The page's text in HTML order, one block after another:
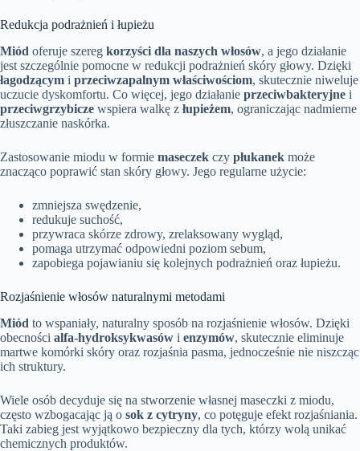
Redukcja podrażnień i łupieżu
Miód oferuje szereg korzyści dla naszych włosów, a jego działanie
jest szczególnie pomocne w redukcji podrażnień skóry głowy. Dzięki
łagodzącym i przeciwzapalnym właściwościom, skutecznie niweluje
uczucie dyskomfortu. Co więcej, jego działanie przeciwbakteryjne i
przeciwgrzybicze wspiera walkę z łupieżem, ograniczając nadmierne
złuszczanie naskórka.
Zastosowanie miodu w formie maseczek czy płukanek może
znacząco poprawić stan skóry głowy. Jego regularne użycie:
zmniejsza swędzenie,
redukuje suchość,
przywraca skórze zdrowy, zrelaksowany wygląd,
pomaga utrzymać odpowiedni poziom sebum,
zapobiega pojawianiu się kolejnych podrażnień oraz łupieżu.
Rozjaśnienie włosów naturalnymi metodami
Miód to wspaniały, naturalny sposób na rozjaśnienie włosów. Dzięki
obecności alfa-hydroksykwasów i enzymów, skutecznie eliminuje
martwe komórki skóry oraz rozjaśnia pasma, jednocześnie nie niszcząc
ich struktury.
Wiele osób decyduje się na stworzenie własnej maseczki z miodu,
często wzbogacając ją o sok z cytryny, co potęguje efekt rozjaśniania.
Taki zabieg jest wyjątkowo bezpieczny dla tych, którzy wolą unikać
chemicznych produktów.